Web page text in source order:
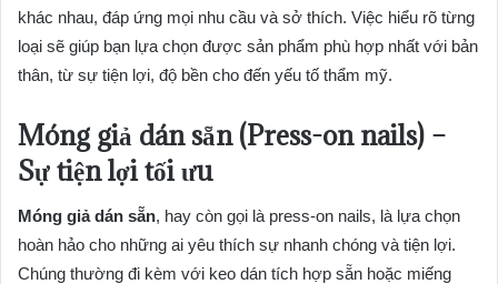
khác nhau, đáp ứng mọi nhu cầu và sở thích. Việc hiểu rõ từng
loại sẽ giúp bạn lựa chọn được sản phẩm phù hợp nhất với bản
thân, từ sự tiện lợi, độ bền cho đến yếu tố thẩm mỹ.
Móng giả dán sẵn (Press-on nails) –
Sự tiện lợi tối ưu
Móng giả dán sẵn, hay còn gọi là press-on nails, là lựa chọn
hoàn hảo cho những ai yêu thích sự nhanh chóng và tiện lợi.
Chúng thường đi kèm với keo dán tích hợp sẵn hoặc miếng